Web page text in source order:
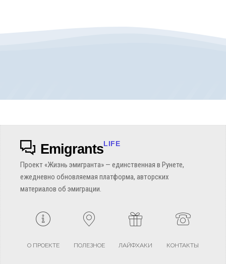
EmigrantsLIFE
Проект «Жизнь эмигранта» — единственная в Рунете,
ежедневно обновляемая платформа, авторских
материалов об эмиграции.
О ПРОЕКТЕ ПОЛЕЗНОЕ ЛАЙФХАКИ КОНТАКТЫ